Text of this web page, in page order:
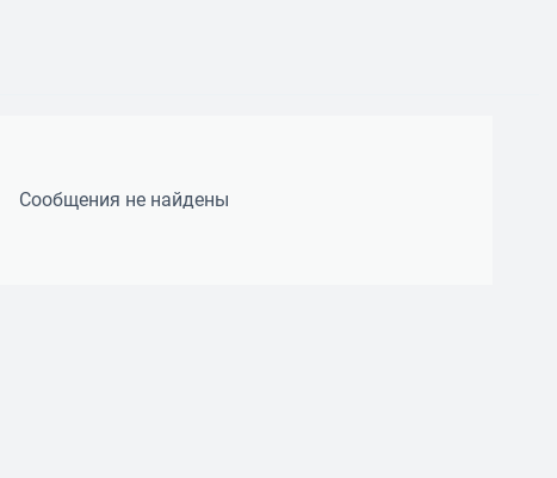
Сообщения не найдены